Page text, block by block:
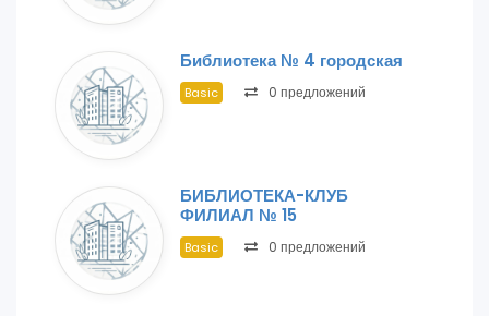
Библиотека № 4 городская
Basic 0 предложений
БИБЛИОТЕКА-КЛУБ
ФИЛИАЛ № 15
Basic 0 предложений